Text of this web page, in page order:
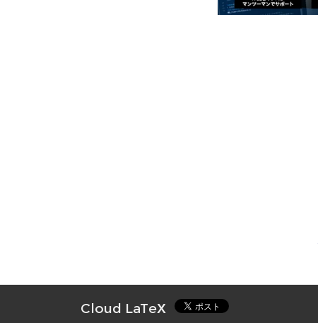
Cloud LaTeX